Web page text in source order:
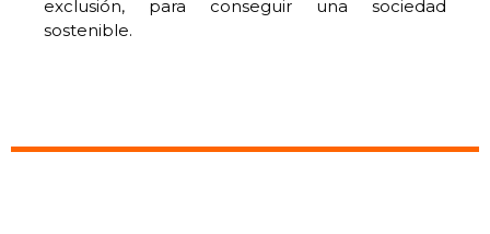
exclusión, para conseguir una sociedad
sostenible.